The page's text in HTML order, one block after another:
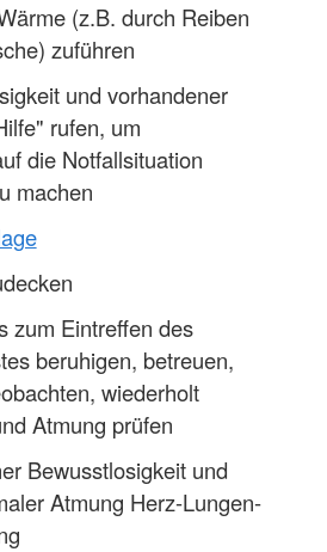
(z.B. durch Reiben
zuführen
und vorhandener
rufen, um
die Notfallsituation
machen
zum Eintreffen des
beruhigen, betreuen,
wiederholt
Atmung prüfen
Bewusstlosigkeit und
Atmung Herz-Lungen-